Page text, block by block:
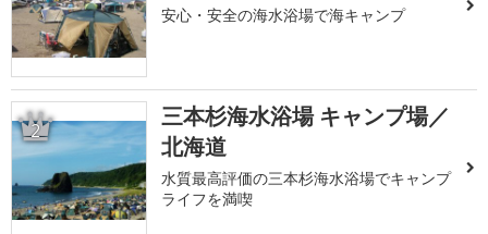
安心・安全の海水浴場で海キャンプ
2
三本杉海水浴場 キャンプ場／
北海道
水質最高評価の三本杉海水浴場でキャンプ
ライフを満喫